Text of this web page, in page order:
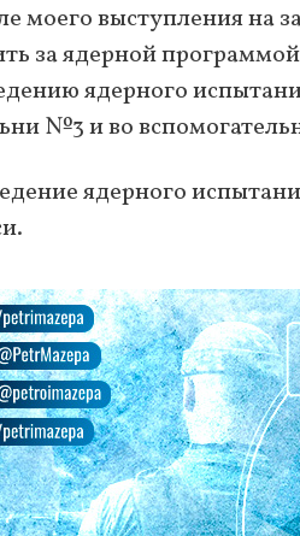
моего выступления на
за ядерной
ядерного
№3 и во
ядерного